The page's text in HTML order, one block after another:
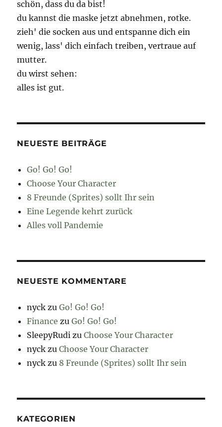
schön, dass du da bist!
du kannst die maske jetzt abnehmen, rotke.
zieh' die socken aus und entspanne dich ein
wenig, lass' dich einfach treiben, vertraue auf
mutter.
du wirst sehen:
alles ist gut.
NEUESTE BEITRÄGE
Go! Go! Go!
Choose Your Character
8 Freunde (Sprites) sollt Ihr sein
Eine Legende kehrt zurück
Alles voll Pandemie
NEUESTE KOMMENTARE
nyck zuGo! Go! Go!
Finance zuGo! Go! Go!
SleepyRudi zuChoose Your Character
nyck zuChoose Your Character
nyck zu 8 Freunde (Sprites) sollt Ihr sein
KATEGORIEN